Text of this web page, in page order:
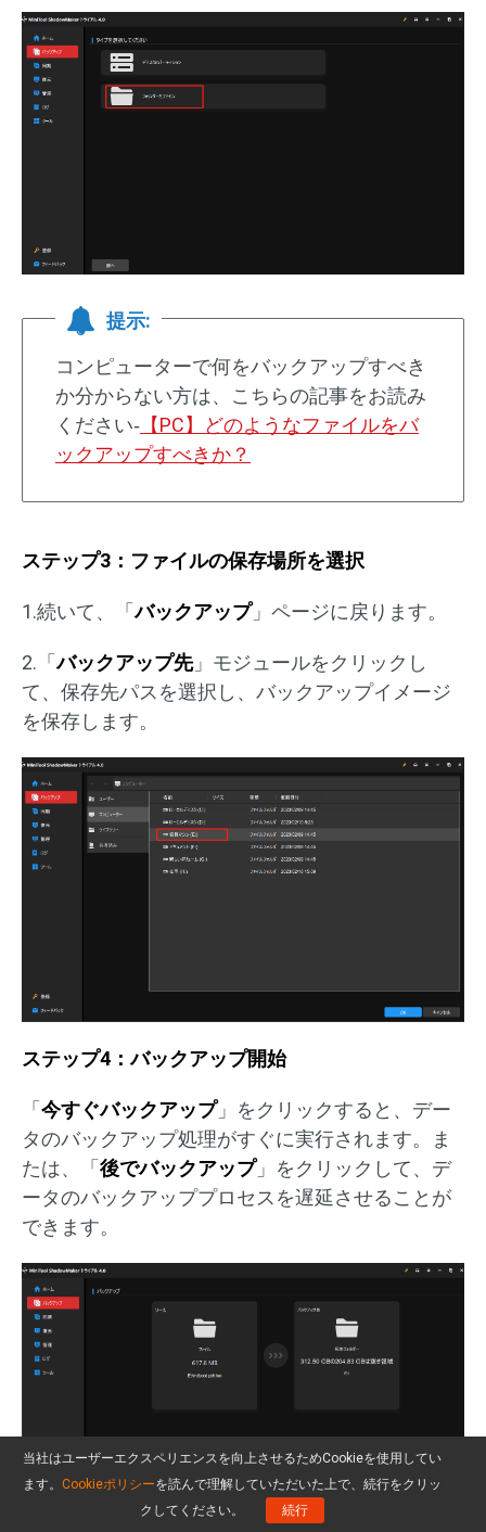
提示:
コンピューターで何をバックアップすべき
か分からない方は、こちらの記事をお読み
ください‐ 【PC】どのようなファイルをバ
ックアップすべきか？
ステップ3：ファイルの保存場所を選択
1.続いて、「バックアップ」ページに戻ります。
2.「バックアップ先」モジュールをクリックし
て、保存先パスを選択し、バックアップイメージ
を保存します。
ステップ4：バックアップ開始
「 今すぐバックアップ」をクリックすると、デー
タのバックアップ処理がすぐに実行されます。ま
たは、「 後でバックアップ」をクリックして、デ
ータのバックアッププロセスを遅延させることが
できます。
当社はユーザーエクスペリエンスを向上させるためCookieを使用してい
ます。 Cookieポリシーを読んで理解していただいた上で、続行をクリッ
クしてください。
続行